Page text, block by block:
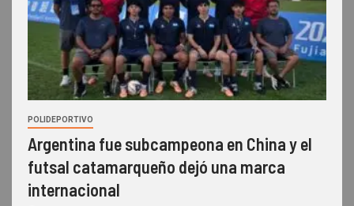
POLIDEPORTIVO
Argentina fue subcampeona en China y el
futsal catamarqueño dejó una marca
internacional